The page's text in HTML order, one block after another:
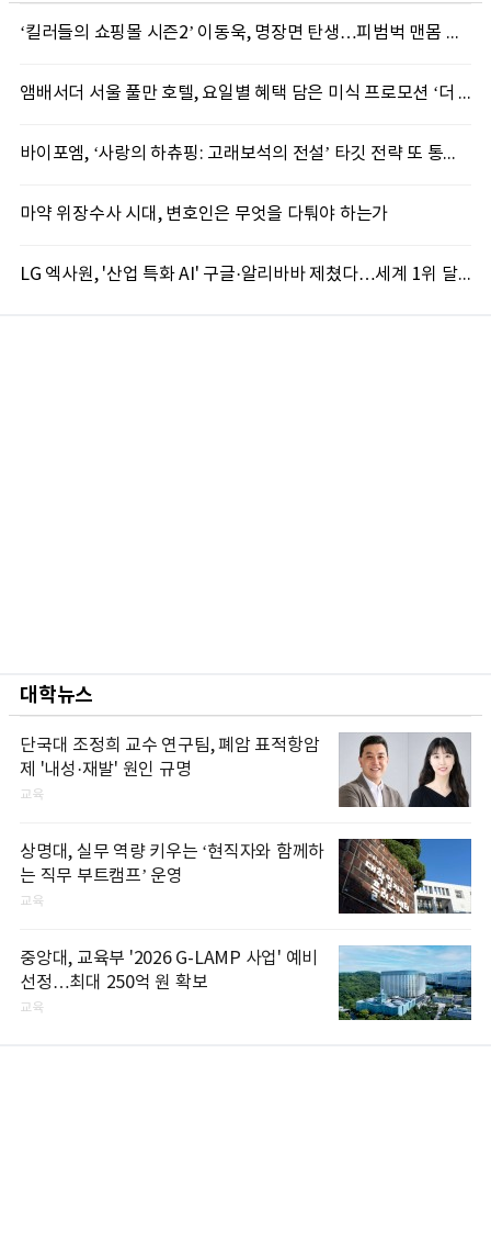
‘킬러들의 쇼핑몰 시즌2’ 이동욱, 명장면 탄생…피범벅 맨몸 액션 ‘감탄’
앰배서더 서울 풀만 호텔, 요일별 혜택 담은 미식 프로모션 ‘더 킹스 : 다이닝 프리빌리지즈’ 선봬
바이포엠, ‘사랑의 하츄핑: 고래보석의 전설’ 타깃 전략 또 통했다
마약 위장수사 시대, 변호인은 무엇을 다퉈야 하는가
LG 엑사원, '산업 특화 AI' 구글·알리바바 제쳤다…세계 1위 달성
대학뉴스
단국대 조정희 교수 연구팀, 폐암 표적항암
제 '내성·재발' 원인 규명
교육
상명대, 실무 역량 키우는 ‘현직자와 함께하
는 직무 부트캠프’ 운영
교육
중앙대, 교육부 '2026 G-LAMP 사업' 예비
선정…최대 250억 원 확보
교육